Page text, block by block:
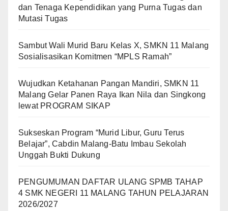
dan Tenaga Kependidikan yang Purna Tugas dan
Mutasi Tugas
Sambut Wali Murid Baru Kelas X, SMKN 11 Malang
Sosialisasikan Komitmen “MPLS Ramah”
Wujudkan Ketahanan Pangan Mandiri, SMKN 11
Malang Gelar Panen Raya Ikan Nila dan Singkong
lewat PROGRAM SIKAP
Sukseskan Program “Murid Libur, Guru Terus
Belajar”, Cabdin Malang-Batu Imbau Sekolah
Unggah Bukti Dukung
PENGUMUMAN DAFTAR ULANG SPMB TAHAP
4 SMK NEGERI 11 MALANG TAHUN PELAJARAN
2026/2027